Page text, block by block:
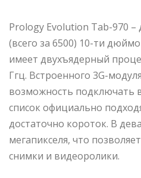
Prology Evolution Tab-970 –
(всего за 6500) 10-ти
имеет двухъядерный
Ггц. Встроенного 3G-
возможность подключать
список официально
достаточно короток. В
мегапикселя, что
снимки и видеоролики.